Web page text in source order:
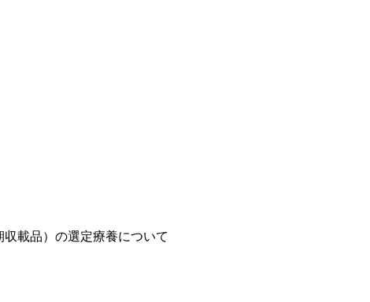
載品）の選定療養について